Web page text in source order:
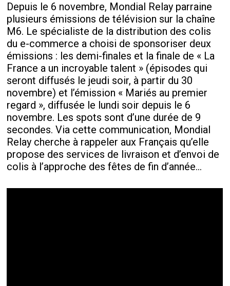
Depuis le 6 novembre, Mondial Relay parraine
plusieurs émissions de télévision sur la chaîne
M6. Le spécialiste de la distribution des colis
du e-commerce a choisi de sponsoriser deux
émissions : les demi-finales et la finale de « La
France a un incroyable talent » (épisodes qui
seront diffusés le jeudi soir, à partir du 30
novembre) et l’émission « Mariés au premier
regard », diffusée le lundi soir depuis le 6
novembre. Les spots sont d’une durée de 9
secondes. Via cette communication, Mondial
Relay cherche à rappeler aux Français qu’elle
propose des services de livraison et d’envoi de
colis à l’approche des fêtes de fin d’année…